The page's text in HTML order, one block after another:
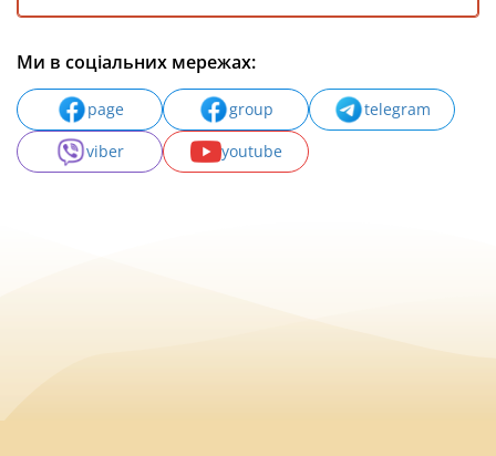
Ми в соціальних мережах:
page group
telegram
viber
youtube